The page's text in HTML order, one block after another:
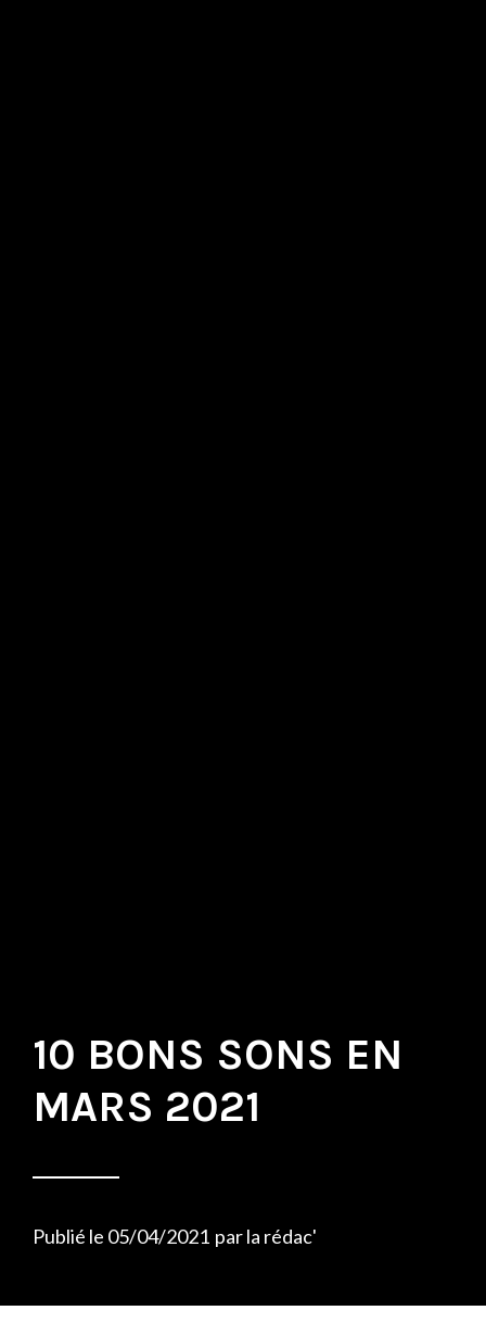
10 BONS SONS EN
MARS 2021
Publié le 05/04/2021 parla rédac'